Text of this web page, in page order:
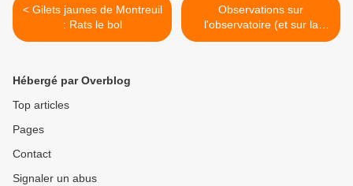
< Gilets jaunes de Montreuil
: Rats le bol
Observations sur
l'observatoire (et sur la
Coop Montreuil) >
Hébergé par Overblog
Top articles
Pages
Contact
Signaler un abus